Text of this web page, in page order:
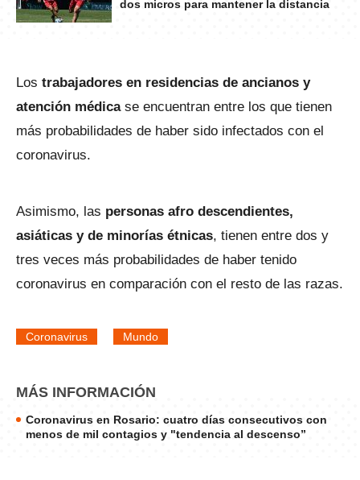
dos micros para mantener la distancia
Los trabajadores en residencias de ancianos y
atención médicase encuentran entre los que tienen
más probabilidades de haber sido infectados con el
coronavirus.
Asimismo, las personas afro descendientes,
asiáticas y de minorías étnicas, tienen entre dos y
tres veces más probabilidades de haber tenido
coronavirus en comparación con el resto de las razas.
Coronavirus Mundo
MÁS INFORMACIÓN
Coronavirus en Rosario: cuatro días consecutivos con
menos de mil contagios y "tendencia al descenso”